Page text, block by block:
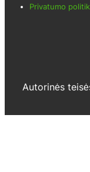
Privatumo
Autorinės